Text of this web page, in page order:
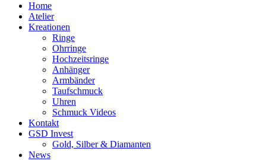
Home
Atelier
Kreationen
Ringe
Ohrringe
Hochzeitsringe
Anhänger
Armbänder
Taufschmuck
Uhren
Schmuck Videos
Kontakt
GSD Invest
Gold, Silber & Diamanten
News